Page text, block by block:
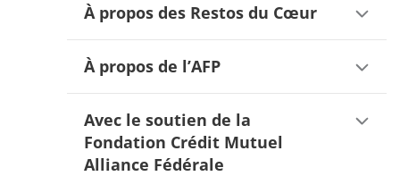
À propos des Restos du Cœur
À propos de l’AFP
Avec le soutien de la
Fondation Crédit Mutuel
Alliance Fédérale